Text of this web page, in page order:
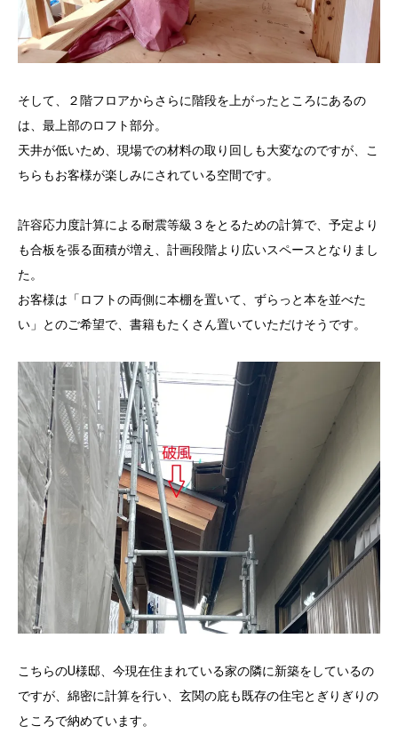
そして、２階フロアからさらに階段を上がったところにあるの
は、最上部のロフト部分。
天井が低いため、現場での材料の取り回しも大変なのですが、こ
ちらもお客様が楽しみにされている空間です。
許容応力度計算による耐震等級３をとるための計算で、予定より
も合板を張る面積が増え、計画段階より広いスペースとなりまし
た。
お客様は「ロフトの両側に本棚を置いて、ずらっと本を並べた
い」とのご希望で、書籍もたくさん置いていただけそうです。
こちらのU様邸、今現在住まれている家の隣に新築をしているの
ですが、綿密に計算を行い、玄関の庇も既存の住宅とぎりぎりの
ところで納めています。